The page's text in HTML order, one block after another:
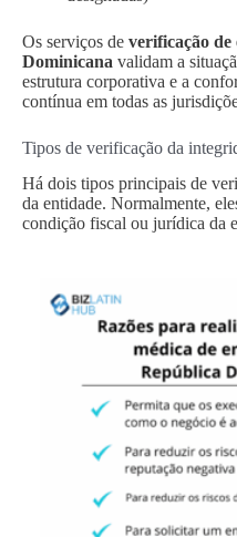
Os serviços de verificação de
Dominicana validam a
estrutura corporativa e a
contínua em todas as
Tipos de verificação da
Há dois tipos principais de
da entidade. Normalmente,
condição fiscal ou jurídica da